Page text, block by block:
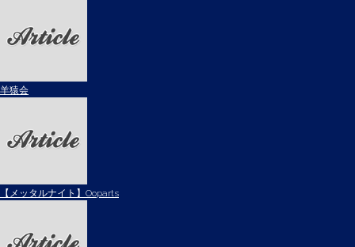
羊猿会
【メッタルナイト】Ooparts